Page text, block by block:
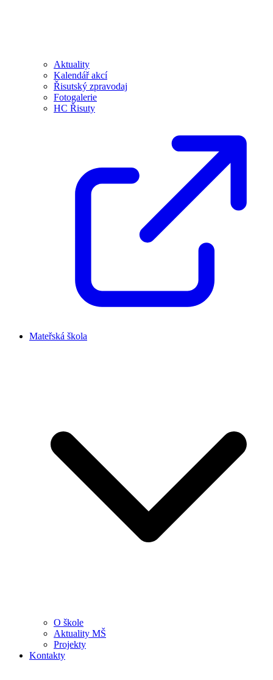
Aktuality
Kalendář akcí
Řisutský zpravodaj
Fotogalerie
HC Řisuty
Mateřská škola
O škole
Aktuality MŠ
Projekty
Kontakty